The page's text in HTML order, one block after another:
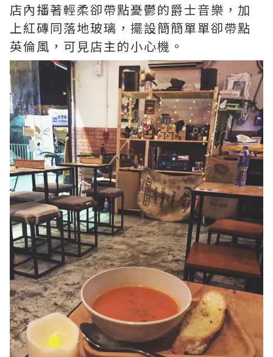
店內播著輕柔卻帶點憂鬱的爵士音樂，加
上紅磚同落地玻璃，擺設簡簡單單卻帶點
英倫風，可見店主的小心機。